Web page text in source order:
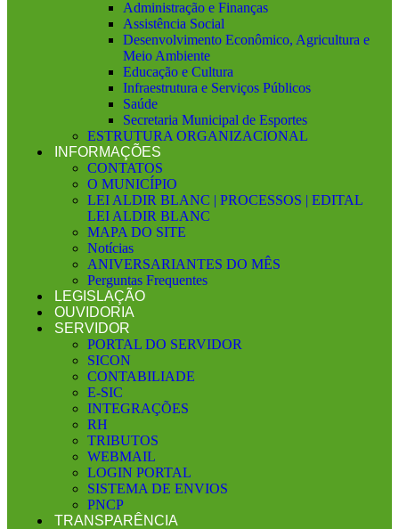
Administração e Finanças
Assistência Social
Desenvolvimento Econômico, Agricultura e
Meio Ambiente
Educação e Cultura
Infraestrutura e Serviços Públicos
Saúde
Secretaria Municipal de Esportes
ESTRUTURA ORGANIZACIONAL
INFORMAÇÕES
CONTATOS
O MUNICÍPIO
LEI ALDIR BLANC | PROCESSOS | EDITAL
LEI ALDIR BLANC
MAPA DO SITE
Notícias
ANIVERSARIANTES DO MÊS
Perguntas Frequentes
LEGISLAÇÃO
OUVIDORIA
SERVIDOR
PORTAL DO SERVIDOR
SICON
CONTABILIADE
E-SIC
INTEGRAÇÕES
RH
TRIBUTOS
WEBMAIL
LOGIN PORTAL
SISTEMA DE ENVIOS
PNCP
TRANSPARÊNCIA